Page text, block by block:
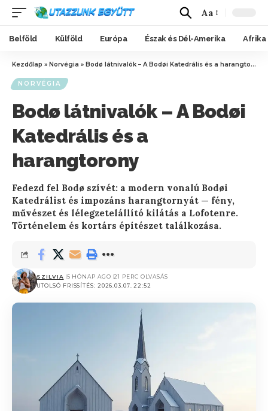
Aa
Belföld Külföld Európa Észak és Dél-Amerika Afrika
Kezdőlap » Norvégia » Bodø látnivalók – A Bodøi Katedrális és a harangtorony
NORVÉGIA
Bodø látnivalók – A Bodøi
Katedrális és a
harangtorony
Fedezd fel Bodø szívét: a modern vonalú Bodøi
Katedrálist és impozáns harangtornyát — fény,
művészet és lélegzetelállító kilátás a Lofotenre.
Történelem és kortárs építészet találkozása.
UTOLSÓ FRISSÍTÉS: 2026.03.07. 22:52
SZILVIA 5 HÓNAP AGO 21 PERC OLVASÁS